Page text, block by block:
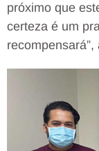
próximo que
certeza é um
recompensará”,